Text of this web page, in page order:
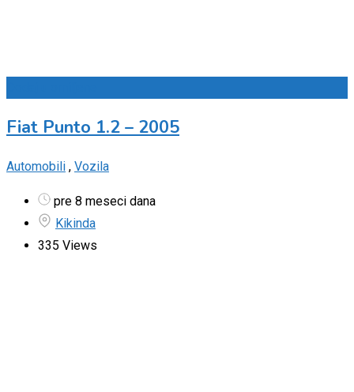
Fiat Punto 1.2 – 2005
Automobili , Vozila
pre 8 meseci dana
Kikinda
335 Views